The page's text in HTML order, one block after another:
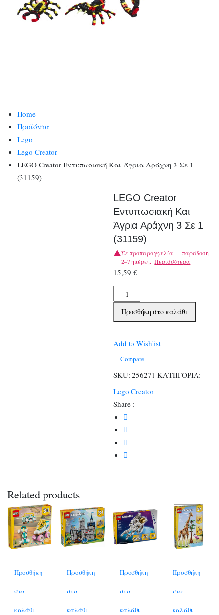
Home
Προϊόντα
Lego
Lego Creator
LEGO Creator Εντυπωσιακή Και Άγρια Αράχνη 3 Σε 1
(31159)
LEGO Creator
Εντυπωσιακή Και
Άγρια Αράχνη 3 Σε 1
(31159)
Σε προπαραγγελία — παράδοση
2–7 ημέρες. Περισσότερα
15,59€
LEGO
Creator
Εντυπωσιακή
Άγρια
Αράχνη
1
(31159)
ποσότητα
Προσθήκη στο καλάθι
Add to Wishlist
Compare
SKU: 256271 ΚΑΤΗΓΟΡΙΑ:
Lego Creator
Share :
Related products
Προσθήκη
στο
καλάθι
Προσθήκη
στο
καλάθι
Προσθήκη
στο
καλάθι
Προσθήκη
στο
καλάθι